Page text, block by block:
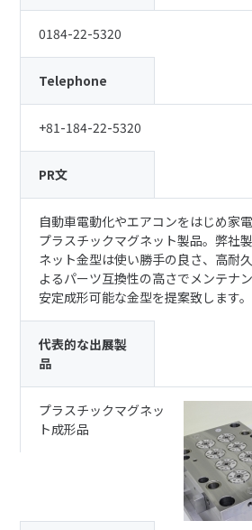
0184-22-5320
Telephone
+81-184-22-5320
PR文
自動車電動化やエアコンをはじめ家
プラスチックマグネット製品。弊社
ネット金型は使い勝手の良さ、高耐
よるパーツ互換性の高さでメンテナ
安定成形可能な金型を提案致します。
代表的な出展製
品
プラスチックマグネッ
ト成形品